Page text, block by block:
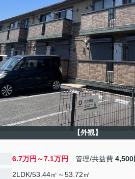
【外観】
6.7万円～7.1万円 管理/共益費 4,500
2LDK/53.44㎡～53.72㎡